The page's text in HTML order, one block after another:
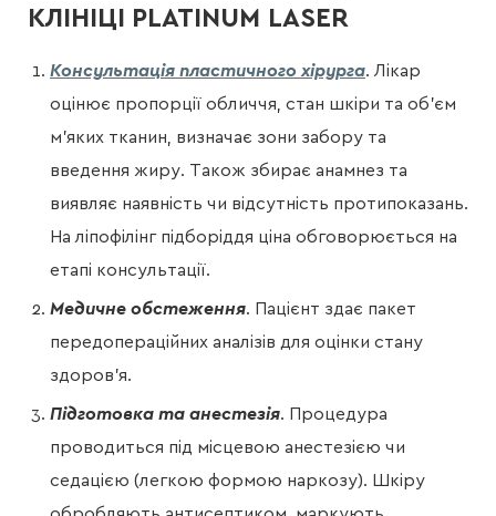
КЛІНІЦІ PLATINUM LASER
Консультація пластичного хірурга. Лікар
оцінює пропорції обличчя, стан шкіри та об’єм
м’яких тканин, визначає зони забору та
введення жиру. Також збирає анамнез та
виявляє наявність чи відсутність протипоказань.
На ліпофілінг підборіддя ціна обговорюється на
етапі консультації.
Медичне обстеження. Пацієнт здає пакет
передопераційних аналізів для оцінки стану
здоров’я.
Підготовка та анестезія. Процедура
проводиться під місцевою анестезією чи
седацією (легкою формою наркозу). Шкіру